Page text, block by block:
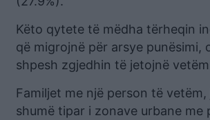
Këto qytete të mëdha tërheqin
që migrojnë për arsye punësimi,
shpesh zgjedhin të jetojnë
Familjet me një person të vetëm,
shumë tipar i zonave urbane me